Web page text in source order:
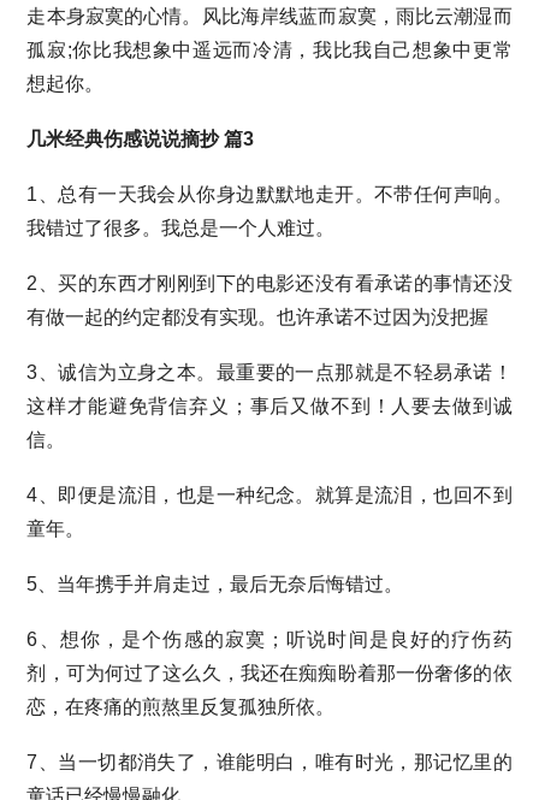
走本身寂寞的心情。风比海岸线蓝而寂寞，雨比云潮湿而
孤寂;你比我想象中遥远而冷清，我比我自己想象中更常
想起你。
几米经典伤感说说摘抄 篇3
1、总有一天我会从你身边默默地走开。不带任何声响。
我错过了很多。我总是一个人难过。
2、买的东西才刚刚到下的电影还没有看承诺的事情还没
有做一起的约定都没有实现。也许承诺不过因为没把握
3、诚信为立身之本。最重要的一点那就是不轻易承诺！
这样才能避免背信弃义；事后又做不到！人要去做到诚
信。
4、即便是流泪，也是一种纪念。就算是流泪，也回不到
童年。
5、当年携手并肩走过，最后无奈后悔错过。
6、想你，是个伤感的寂寞；听说时间是良好的疗伤药
剂，可为何过了这么久，我还在痴痴盼着那一份奢侈的依
恋，在疼痛的煎熬里反复孤独所依。
7、当一切都消失了，谁能明白，唯有时光，那记忆里的
童话已经慢慢融化…